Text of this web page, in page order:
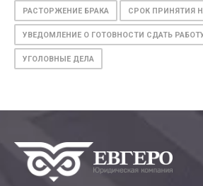
РАСТОРЖЕНИЕ БРАКА СРОК ПРИНЯТИЯ
УВЕДОМЛЕНИЕ О ГОТОВНОСТИ СДАТЬ
УГОЛОВНЫЕ ДЕЛА